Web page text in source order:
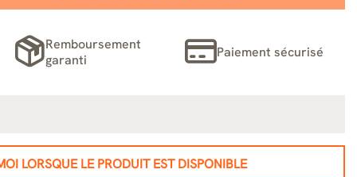
Remboursement
garanti
Paiement sécurisé
LORSQUE LE PRODUIT EST DISPONIBLE